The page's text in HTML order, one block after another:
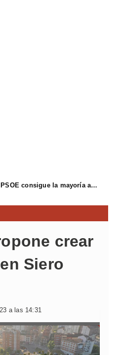
El PSOE consigue la mayoría absoluta en Siero
crear
Siero
a las 14:31